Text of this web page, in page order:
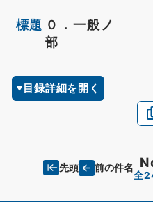
標題 ０．一般ノ
部
目録詳細を開く
先頭 前の件名
全